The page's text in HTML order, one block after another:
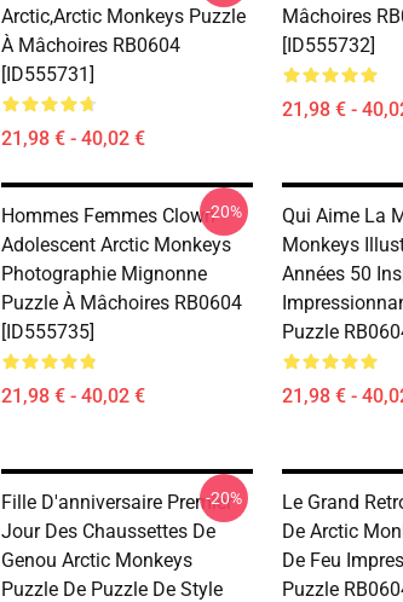
Arctic,arctic Monkeys Puzzle
À Mâchoires RB0604
[ID555731]
21,98 € - 40,02 €
Mâchoires
[ID555732]
21,98 € -
Hommes Femmes Clown
Adolescent Arctic Monkeys
Photographie Mignonne
Puzzle À Mâchoires RB0604
[ID555735]
21,98 € - 40,02 €
-20%
Qui Aime La
Monkeys
Années 50
Puzzle
21,98 € -
Fille D'anniversaire Premier
Jour Des Chaussettes De
Genou Arctic Monkeys
Puzzle De Puzzle De Style
-20%
Le Grand
De Arctic
De Feu
Puzzle